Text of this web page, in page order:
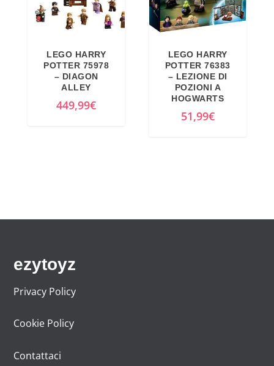
LEGO HARRY
POTTER 75978
– DIAGON
ALLEY
449,99€
LEGO HARRY
POTTER 76383
– LEZIONE DI
POZIONI A
HOGWARTS
51,99€
ezytoyz
Privacy Policy
Cookie Policy
Contattaci